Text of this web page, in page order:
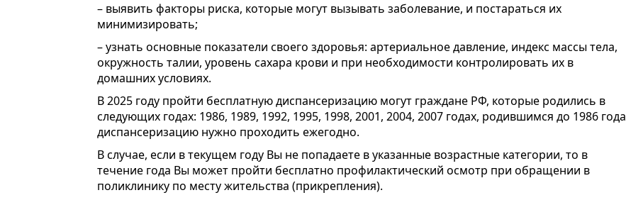
– выявить факторы риска, которые могут вызывать заболевание, и постараться их
минимизировать;
– узнать основные показатели своего здоровья: артериальное давление, индекс массы тела,
окружность талии, уровень сахара крови и при необходимости контролировать их в
домашних условиях.
В 2025 году пройти бесплатную диспансеризацию могут граждане РФ, которые родились в
следующих годах: 1986, 1989, 1992, 1995, 1998, 2001, 2004, 2007 годах, родившимся до 1986 года
диспансеризацию нужно проходить ежегодно.
В случае, если в текущем году Вы не попадаете в указанные возрастные категории, то в
течение года Вы может пройти бесплатно профилактический осмотр при обращении в
поликлинику по месту жительства (прикрепления).